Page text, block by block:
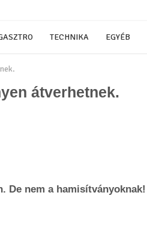
TECHNIKA EGYÉB
átverhetnek.
De nem a hamisítványoknak!